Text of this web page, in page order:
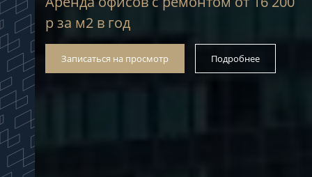
р за м2 в год
Записаться на просмотр Подробнее